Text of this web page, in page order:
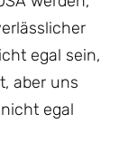
egal sein,
aber uns
egal